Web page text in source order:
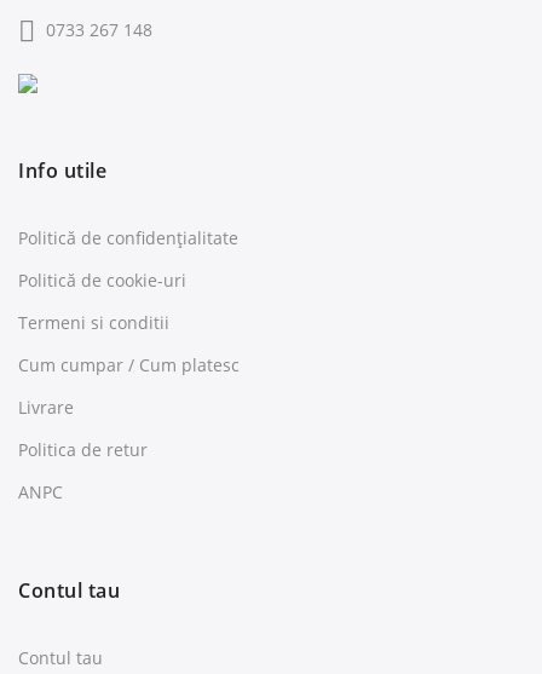
0733 267 148
Info utile
Politică de confidențialitate
Politică de cookie-uri
Termeni si conditii
Cum cumpar / Cum platesc
Livrare
Politica de retur
ANPC
Contul tau
Contul tau